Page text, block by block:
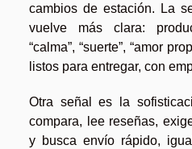
cambios de estación. La
vuelve más clara:
“calma”, “suerte”, “amor
listos para entregar, con
Otra señal es la
compara, lee reseñas,
y busca envío rápido,